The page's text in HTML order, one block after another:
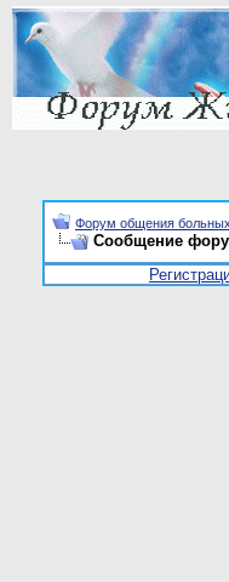
Форум общения
Сообщение